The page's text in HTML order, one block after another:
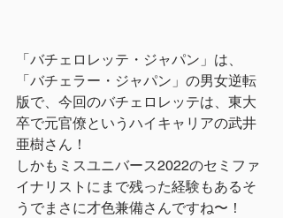
「バチェロレッテ・ジャパン」は、
「バチェラー・ジャパン」の男女逆転
版で、今回のバチェロレッテは、東大
卒で元官僚というハイキャリアの武井
亜樹さん！
しかもミスユニバース2022のセミファ
イナリストにまで残った経験もあるそ
うでまさに才色兼備さんですね〜！